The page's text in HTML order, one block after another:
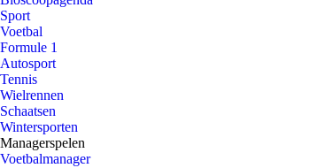
Sport
Voetbal
Formule 1
Autosport
Tennis
Wielrennen
Schaatsen
Wintersporten
Managerspelen
Voetbalmanager